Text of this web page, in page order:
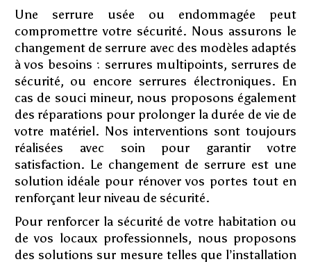
Une serrure usée ou endommagée peut
compromettre votre sécurité. Nous assurons le
changement de serrure avec des modèles adaptés
à vos besoins : serrures multipoints, serrures de
sécurité, ou encore serrures électroniques. En
cas de souci mineur, nous proposons également
des réparations pour prolonger la durée de vie de
votre matériel. Nos interventions sont toujours
réalisées avec soin pour garantir votre
satisfaction. Le changement de serrure est une
solution idéale pour rénover vos portes tout en
renforçant leur niveau de sécurité.
Pour renforcer la sécurité de votre habitation ou
de vos locaux professionnels, nous proposons
des solutions sur mesure telles que l’installation